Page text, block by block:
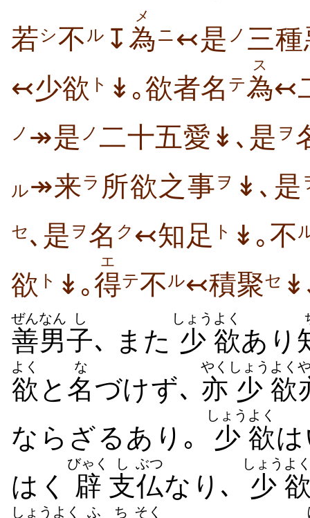
若シ不 ル ↧為
メ
ニ ↢是 ノ 三
↢少欲 ト ↡｡欲者名 テ為
ス
↢
ノ ↠是 ノ 二十五愛↡､是 ヲ
ル↠来ラ 所欲之事ヲ ↡､是
セ､是 ヲ名 ク ↢知足 ト ↡｡不
欲 ト ↡｡得
エ
テ不ル↢積聚セ ↡
善男
ぜんなん
子
し
､ また 少
しょう
欲
よく
あり
欲
よく
と 名
な
づけず､ 亦
やく
少
しょう
欲
よく
ならざるあり｡ 少
しょう
欲
よく
はく
辟
びゃく
支
し
仏
ぶつ
なり､ 少
しょう よ
しょう よく ふち そく